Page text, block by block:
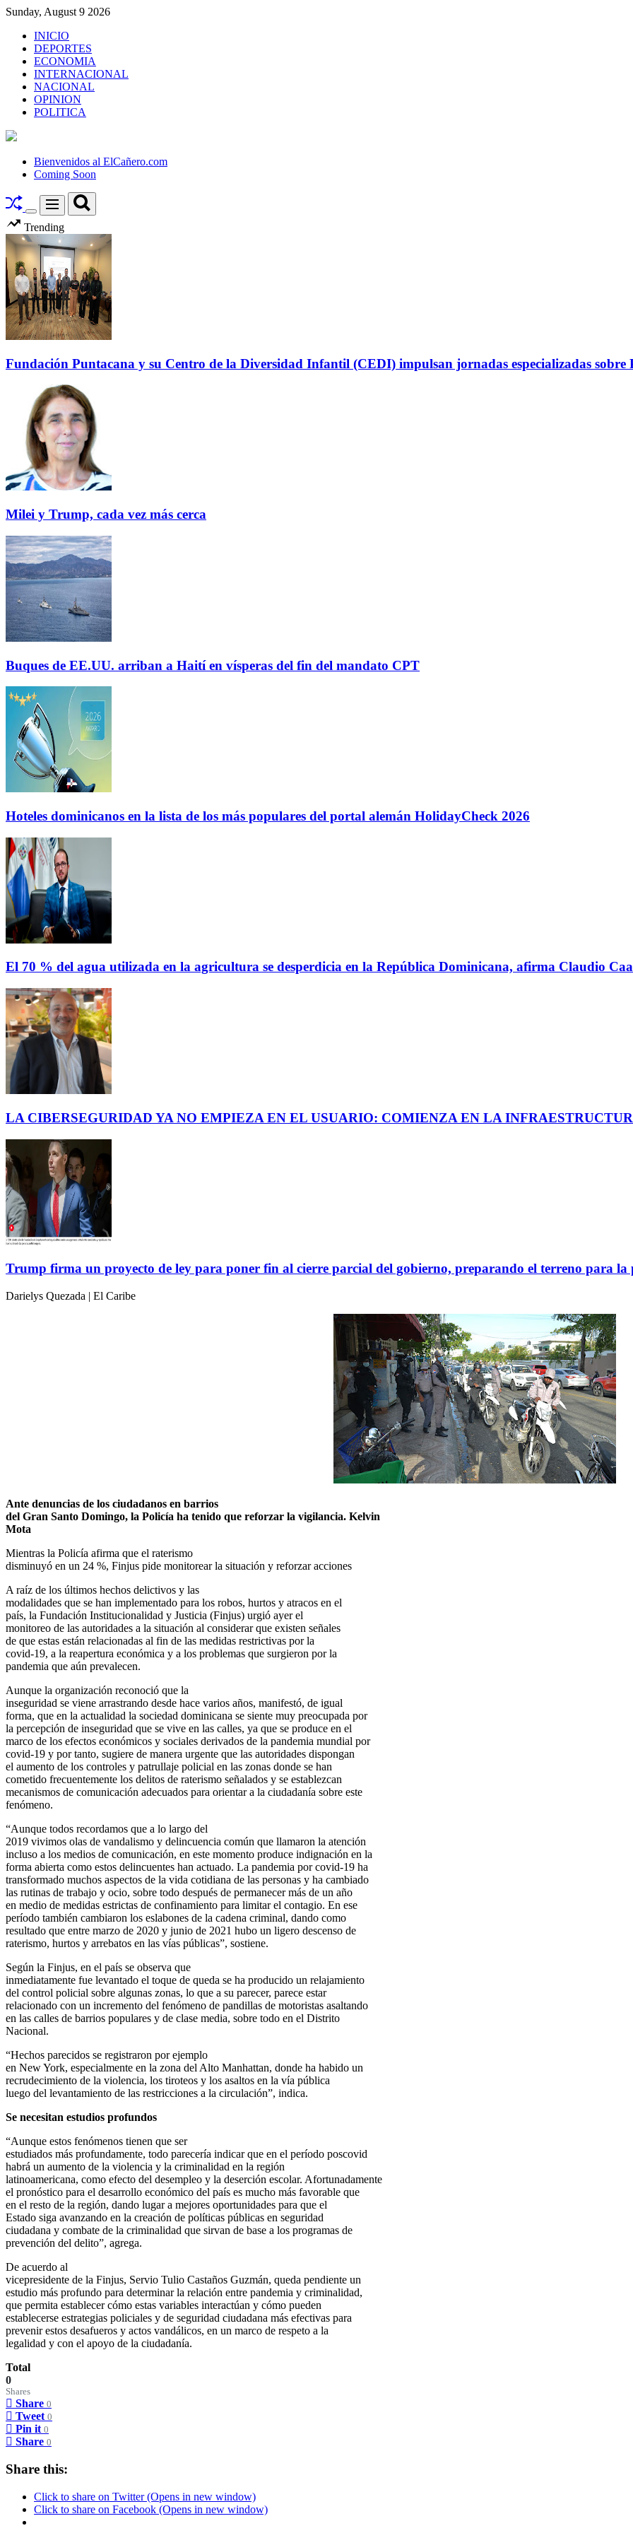
Skip
content
Sunday, August 9 2026
INICIO
DEPORTES
ECONOMIA
INTERNACIONAL
NACIONAL
OPINION
POLITICA
El
Bienvenidos al ElCañero.com
Coming Soon
Switch
color
mode
Menu Search
Trending
Fundación Puntacana y su Centro de la Diversidad Infantil (CEDI) impulsan jornadas especializadas sobre
Milei y Trump, cada vez más cerca
Buques de EE.UU. arriban a Haití en vísperas del fin del mandato CPT
Hoteles dominicanos en la lista de los más populares del portal alemán HolidayCheck 2026
El 70 % del agua utilizada en la agricultura se desperdicia en la República Dominicana, afirma Claudio
LA CIBERSEGURIDAD YA NO EMPIEZA EN EL USUARIO: COMIENZA EN LA
Trump firma un proyecto de ley para poner fin al cierre parcial del gobierno, preparando el terreno para
Darielys Quezada | El Caribe
Ante denuncias de los ciudadanos en barrios
del Gran Santo Domingo, la Policía ha tenido que reforzar la vigilancia. Kelvin
Mota
Mientras la Policía afirma que el raterismo
disminuyó en un 24 %, Finjus pide monitorear la situación y reforzar acciones
A raíz de los últimos hechos delictivos y las
modalidades que se han implementado para los robos, hurtos y atracos en el
país, la Fundación Institucionalidad y Justicia (Finjus) urgió ayer el
monitoreo de las autoridades a la situación al considerar que existen señales
de que estas están relacionadas al fin de las medidas restrictivas por la
covid-19, a la reapertura económica y a los problemas que surgieron por la
pandemia que aún prevalecen.
Aunque la organización reconoció que la
inseguridad se viene arrastrando desde hace varios años, manifestó, de igual
forma, que en la actualidad la sociedad dominicana se siente muy preocupada por
la percepción de inseguridad que se vive en las calles, ya que se produce en el
marco de los efectos económicos y sociales derivados de la pandemia mundial por
covid-19 y por tanto, sugiere de manera urgente que las autoridades dispongan
el aumento de los controles y patrullaje policial en las zonas donde se han
cometido frecuentemente los delitos de raterismo señalados y se establezcan
mecanismos de comunicación adecuados para orientar a la ciudadanía sobre este
fenómeno.
“Aunque todos recordamos que a lo largo del
2019 vivimos olas de vandalismo y delincuencia común que llamaron la atención
incluso a los medios de comunicación, en este momento produce indignación en la
forma abierta como estos delincuentes han actuado. La pandemia por covid-19 ha
transformado muchos aspectos de la vida cotidiana de las personas y ha cambiado
las rutinas de trabajo y ocio, sobre todo después de permanecer más de un año
en medio de medidas estrictas de confinamiento para limitar el contagio. En ese
período también cambiaron los eslabones de la cadena criminal, dando como
resultado que entre marzo de 2020 y junio de 2021 hubo un ligero descenso de
raterismo, hurtos y arrebatos en las vías públicas”, sostiene.
Según la Finjus, en el país se observa que
inmediatamente fue levantado el toque de queda se ha producido un relajamiento
del control policial sobre algunas zonas, lo que a su parecer, parece estar
relacionado con un incremento del fenómeno de pandillas de motoristas asaltando
en las calles de barrios populares y de clase media, sobre todo en el Distrito
Nacional.
“Hechos parecidos se registraron por ejemplo
en New York, especialmente en la zona del Alto Manhattan, donde ha habido un
recrudecimiento de la violencia, los tiroteos y los asaltos en la vía pública
luego del levantamiento de las restricciones a la circulación”, indica.
Se necesitan estudios profundos
“Aunque estos fenómenos tienen que ser
estudiados más profundamente, todo parecería indicar que en el período poscovid
habrá un aumento de la violencia y la criminalidad en la región
latinoamericana, como efecto del desempleo y la deserción escolar. Afortunadamente
el pronóstico para el desarrollo económico del país es mucho más favorable que
en el resto de la región, dando lugar a mejores oportunidades para que el
Estado siga avanzando en la creación de políticas públicas en seguridad
ciudadana y combate de la criminalidad que sirvan de base a los programas de
prevención del delito”, agrega.
De acuerdo al
vicepresidente de la Finjus, Servio Tulio Castaños Guzmán, queda pendiente un
estudio más profundo para determinar la relación entre pandemia y criminalidad,
que permita establecer cómo estas variables interactúan y cómo pueden
establecerse estrategias policiales y de seguridad ciudadana más efectivas para
prevenir estos desafueros y actos vandálicos, en un marco de respeto a la
legalidad y con el apoyo de la ciudadanía.
Total
0
Shares
Share 0
Tweet 0
Pin it 0
Share 0
Share this:
Click to share on Twitter (Opens in new window)
Click to share on Facebook (Opens in new window)